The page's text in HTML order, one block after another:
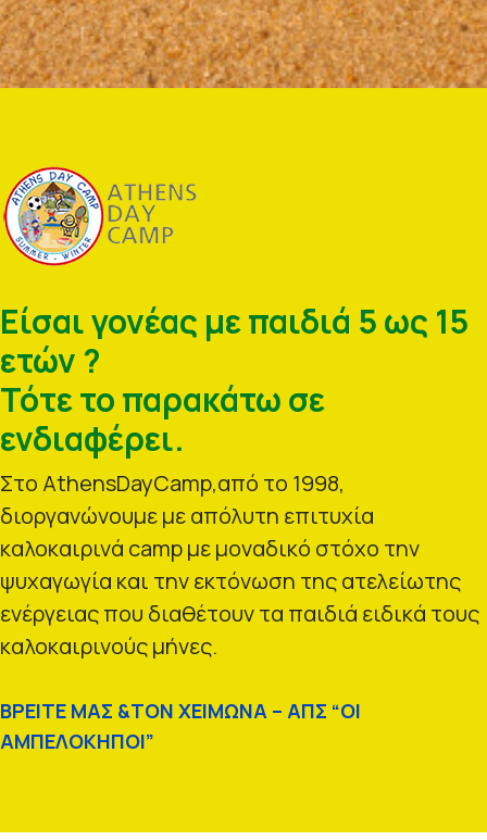
Είσαι γονέας με παιδιά 5 ως 15
ετών ?
Τότε το παρακάτω σε
ενδιαφέρει.
Στο AthensDayCamp,από το 1998,
διοργανώνουμε με απόλυτη επιτυχία
καλοκαιρινά camp με μοναδικό στόχο την
ψυχαγωγία και την εκτόνωση της ατελείωτης
ενέργειας που διαθέτουν τα παιδιά ειδικά τους
καλοκαιρινούς μήνες.
ΒΡΕΙΤΕ ΜΑΣ &ΤΟΝ ΧΕΙΜΩΝΑ – ΑΠΣ “ΟΙ
ΑΜΠΕΛΟΚΗΠΟΙ”